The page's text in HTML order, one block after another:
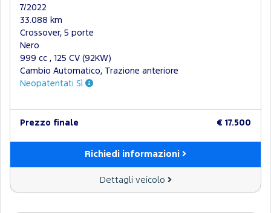
7/2022
33.088 km
Crossover, 5 porte
Nero
999 cc , 125 CV (92KW)
Cambio Automatico, Trazione anteriore
Neopatentati Sì
Prezzo finale € 17.500
Richiedi informazioni
Dettagli veicolo